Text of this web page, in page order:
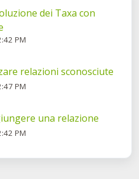
dei Taxa con
PM
relazioni sconosciute
PM
una relazione
PM